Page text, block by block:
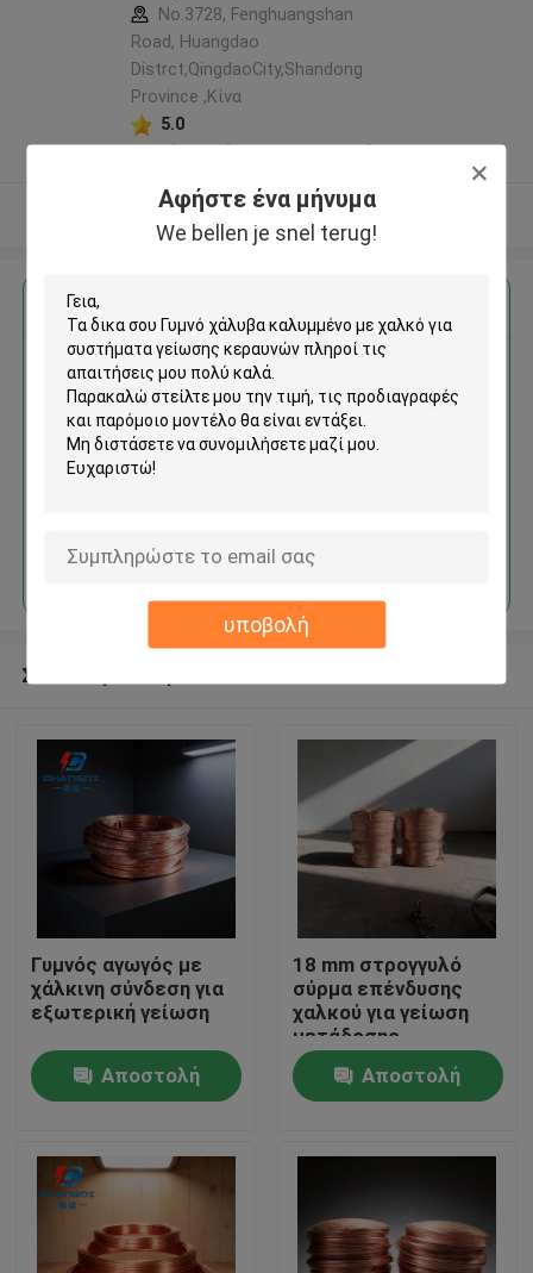
Αφήστε ένα μήνυμα
We bellen je snel terug!
υποβολή
Προϊόντα
Βίντεο
No.3728, Fenghuangshan
Road, Huangdao
Distrct,QingdaoCity,Shandong
Province ,Κίνα
5.0
Δείτε περισσότερων
Αποκτήστε την καλύτερη τιμή για
Γυμνό χάλυβα καλυμμένο με
χαλκό για συστήματα γείωσης
κεραυνών
Να συνεχίσει
Συνιστώμενα προϊόντα
Γυμνός αγωγός με
χάλκινη σύνδεση για
εξωτερική γείωση
Αποστολή
18 mm στρογγυλό
σύρμα επένδυσης
χαλκού για γείωση
μετάδοσης
Αποστολή